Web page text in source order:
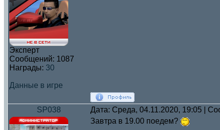
Эксперт
Сообщений: 1087
Награды: 30
Данные в игре
SP038 Дата: Среда, 04.11.2020, 19:05 |
Завтра в 19.00 поедем?